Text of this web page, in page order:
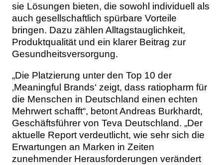
sie Lösungen bieten, die sowohl individuell als
auch gesellschaftlich spürbare Vorteile
bringen. Dazu zählen Alltagstauglichkeit,
Produktqualität und ein klarer Beitrag zur
Gesundheitsversorgung.
„Die Platzierung unter den Top 10 der
‚Meaningful Brands‘ zeigt, dass ratiopharm für
die Menschen in Deutschland einen echten
Mehrwert schafft“, betont Andreas Burkhardt,
Geschäftsführer von Teva Deutschland. „Der
aktuelle Report verdeutlicht, wie sehr sich die
Erwartungen an Marken in Zeiten
zunehmender Herausforderungen verändert